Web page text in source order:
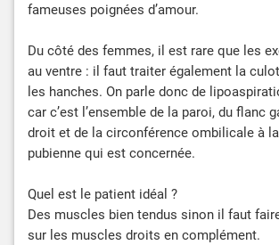
fameuses poignées d’amour.
Du côté des femmes, il est rare que les
au ventre : il faut traiter également la
les hanches. On parle donc de
car c’est l’ensemble de la paroi, du flanc
droit et de la circonférence ombilicale à
pubienne qui est concernée.
Quel est le patient idéal ?
Des muscles bien tendus sinon il faut
sur les muscles droits en complément.